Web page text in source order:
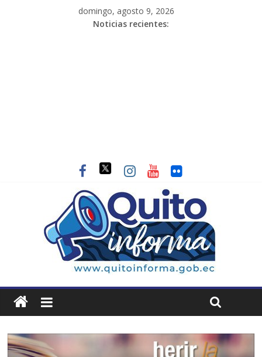
domingo, agosto 9, 2026
Noticias recientes: